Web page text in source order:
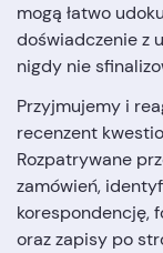
mogą łatwo
doświadczenie z
nigdy nie
Przyjmujemy i
recenzent
Rozpatrywane
zamówień,
korespondencję,
oraz zapisy po